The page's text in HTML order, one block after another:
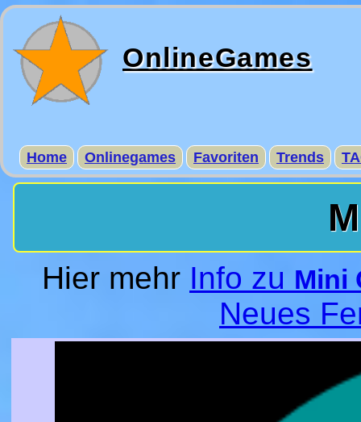
OnlineGames
Home Onlinegames Favoriten Trends
Hier mehr Info zu Mini
Neues